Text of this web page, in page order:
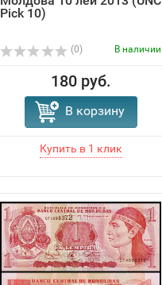
Pick 10)
(0) В наличии
180 руб.
В корзину